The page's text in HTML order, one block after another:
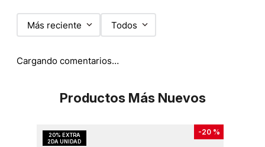
Más reciente Todos
Cargando comentarios…
Productos Más Nuevos
-20 %